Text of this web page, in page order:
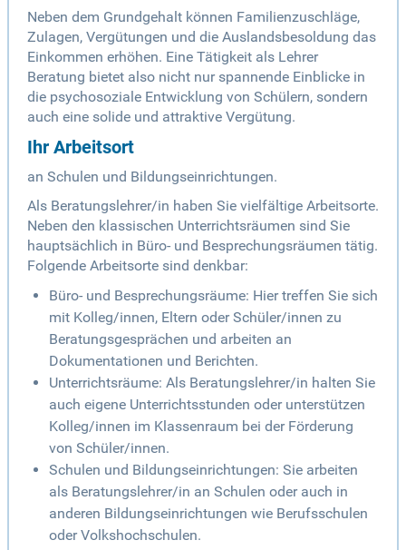
Neben dem Grundgehalt können Familienzuschläge,
Zulagen, Vergütungen und die Auslandsbesoldung das
Einkommen erhöhen. Eine Tätigkeit als Lehrer
Beratung bietet also nicht nur spannende Einblicke in
die psychosoziale Entwicklung von Schülern, sondern
auch eine solide und attraktive Vergütung.
Ihr Arbeitsort
an Schulen und Bildungseinrichtungen.
Als Beratungslehrer/in haben Sie vielfältige Arbeitsorte.
Neben den klassischen Unterrichtsräumen sind Sie
hauptsächlich in Büro- und Besprechungsräumen tätig.
Folgende Arbeitsorte sind denkbar:
Büro- und Besprechungsräume: Hier treffen Sie sich
mit Kolleg/innen, Eltern oder Schüler/innen zu
Beratungsgesprächen und arbeiten an
Dokumentationen und Berichten.
Unterrichtsräume: Als Beratungslehrer/in halten Sie
auch eigene Unterrichtsstunden oder unterstützen
Kolleg/innen im Klassenraum bei der Förderung
von Schüler/innen.
Schulen und Bildungseinrichtungen: Sie arbeiten
als Beratungslehrer/in an Schulen oder auch in
anderen Bildungseinrichtungen wie Berufsschulen
oder Volkshochschulen.